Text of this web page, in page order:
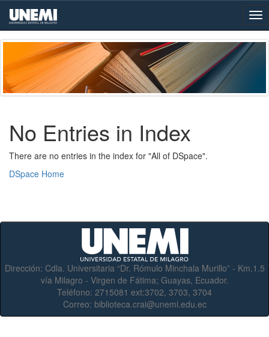
Skip
navigation
No Entries in Index
There are no entries in the index for "All of DSpace".
DSpace Home
Dirección: Cdla. Universitaria “Dr. Rómulo Minchala Murillo” - Km.1.5
vía Milagro - Virgen de Fátima; Guayas, Ecuador.
Teléfono: 2715081 ext:3702, 3703, 3704
Correo: biblioteca.crai@unemi.edu.ec